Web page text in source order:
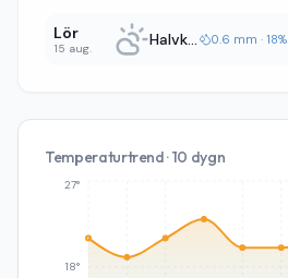
Lör
15 aug. Halvklart 0.6 mm · 18%
Temperaturtrend · 10 dygn
18°
27°